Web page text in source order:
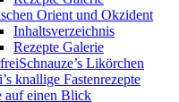
Orient und Okzident
Inhaltsverzeichnis
Rezepte Galerie
Likörchen
knallige Fastenrezepte
auf einen Blick